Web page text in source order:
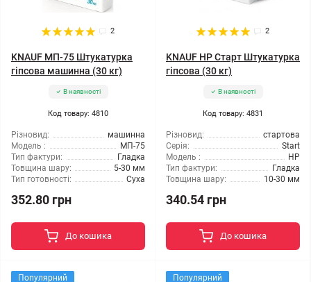
2
KNAUF МП-75 Штукатурка
гіпсова машинна (30 кг)
В наявності
Код товару: 4810
Різновид:
машинна
Модель :
МП-75
Тип фактури:
Гладка
Товщина шару:
5-30 мм
Тип готовності:
Суха
352.80 грн
До кошика
2
KNAUF HP Старт Штукатурка
гіпсова (30 кг)
В наявності
Код товару: 4831
Різновид:
стартова
Серія:
Start
Модель :
HP
Тип фактури:
Гладка
Товщина шару:
10-30 мм
340.54 грн
До кошика
Популярний Популярний